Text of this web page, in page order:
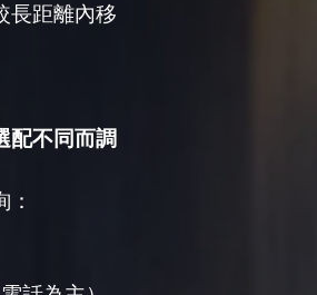
長距離內移
配不同而調